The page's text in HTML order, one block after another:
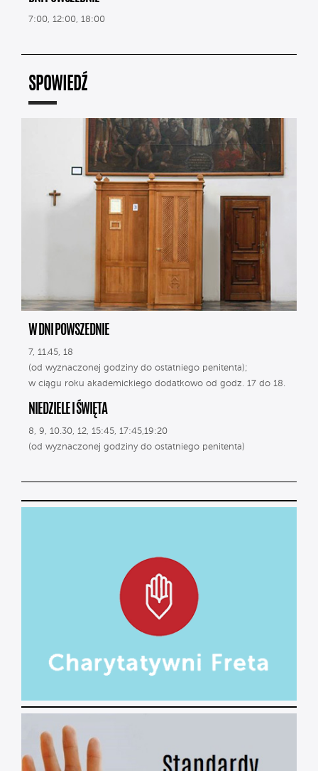
7:00, 12:00, 18:00
SPOWIEDŹ
W DNI POWSZEDNIE
7, 11.45, 18
(od wyznaczonej godziny do ostatniego penitenta);
w ciągu roku akademickiego dodatkowo od godz. 17 do 18.
NIEDZIELE I ŚWIĘTA
8, 9, 10.30, 12, 15:45, 17:45,19:20
(od wyznaczonej godziny do ostatniego penitenta)